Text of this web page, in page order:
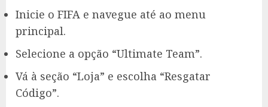
Inicie o FIFA e navegue até ao menu
principal.
Selecione a opção “Ultimate Team”.
Vá à seção “Loja” e escolha “Resgatar
Código”.